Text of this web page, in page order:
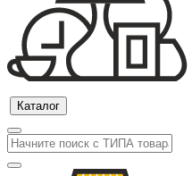
Каталог